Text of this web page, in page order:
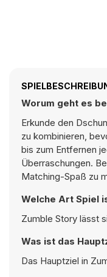
Worum geht es
Erkunde den
zu kombinieren,
bis zum Entfernen
Überraschungen.
Matching-Spaß zu
Welche Art Spiel
Zumble Story lässt
Was ist das
Das Hauptziel in